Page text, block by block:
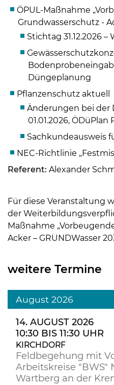
ÖPUL-Maßnahme
Grundwasserschutz -
Stichtag 31.12.2026
Düngeplanung
Pflanzenschutz aktuell
Änderungen bei der
01.01.2026, ÖDüPlan
Sachkundeausweis
NEC-Richtlinie
Referent: Alexander
Für diese Veranstaltung
der
Maßnahme
Acker – GRUNDWasser
weitere Termine
August 2026
14. AUGUST 2026
10:30 BIS 11:30 UHR
KIRCHDORF
Feldbegehung mit
Arbeitskreise "BWS"
Wartberg an der